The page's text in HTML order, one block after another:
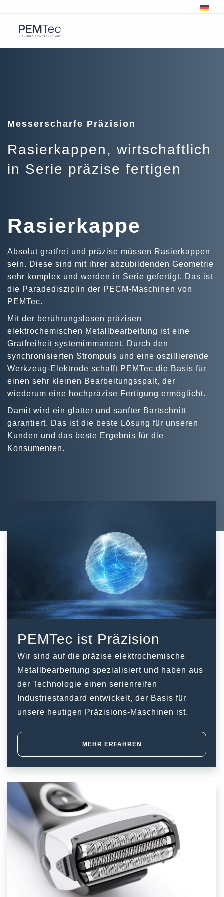
Messerscharfe Präzision
Rasierkappen, wirtschaftlich
in Serie präzise fertigen
Rasierkappe
Absolut gratfrei und präzise müssen Rasierkappen
sein. Diese sind mit ihrer abzubildenden Geometrie
sehr komplex und werden in Serie gefertigt. Das ist
die Paradedisziplin der PECM-Maschinen von
PEMTec.
Mit der berührungslosen präzisen
elektrochemischen Metallbearbeitung ist eine
Gratfreiheit systemimmanent. Durch den
synchronisierten Strompuls und eine oszillierende
Werkzeug-Elektrode schafft PEMTec die Basis für
einen sehr kleinen Bearbeitungsspalt, der
wiederum eine hochpräzise Fertigung ermöglicht.
Damit wird ein glatter und sanfter Bartschnitt
garantiert. Das ist die beste Lösung für unseren
Kunden und das beste Ergebnis für die
Konsumenten.
PEMTec ist Präzision
Wir sind auf die präzise elektrochemische
Metallbearbeitung spezialisiert und haben aus
der Technologie einen serienreifen
Industriestandard entwickelt, der Basis für
unsere heutigen Präzisions-Maschinen ist.
MEHR ERFAHREN